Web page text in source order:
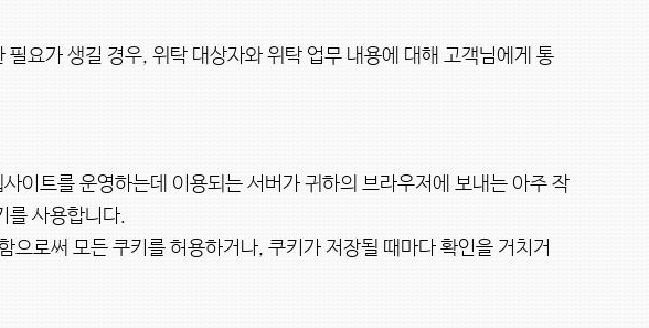
요가 생길 경우, 위탁 대상자와 위탁 업무 내용에 대해 고객님에게 통
를 사용합니다.
로써 모든 쿠키를 허용하거나, 쿠키가 저장될 때마다 확인을 거치거